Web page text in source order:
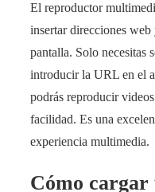
El reproductor
insertar direcciones
pantalla. Solo necesitas
introducir la URL en el
podrás reproducir
facilidad. Es una
experiencia multimedia.
Cómo cargar